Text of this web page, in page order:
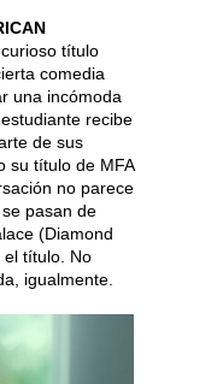
título
comedia
una incómoda
recibe
de sus
su título de MFA
no parece
pasan de
(Diamond
el título. No
igualmente.